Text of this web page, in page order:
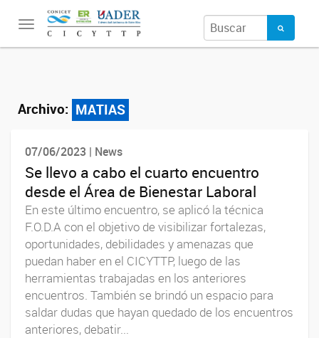
Toggle
navigation
Archivo: MATIAS
07/06/2023 | News
Se llevo a cabo el cuarto encuentro
desde el Área de Bienestar Laboral
En este último encuentro, se aplicó la técnica
F.O.D.A con el objetivo de visibilizar fortalezas,
oportunidades, debilidades y amenazas que
puedan haber en el CICYTTP, luego de las
herramientas trabajadas en los anteriores
encuentros. También se brindó un espacio para
saldar dudas que hayan quedado de los encuentros
anteriores, debatir...